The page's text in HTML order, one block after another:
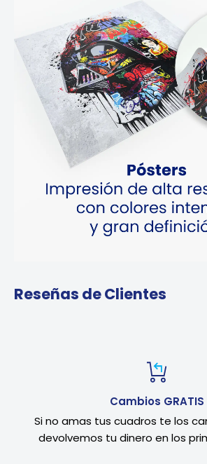
Reseñas de Clientes
Cambios GRATIS
Si no amas tus cuadros te los
devolvemos tu dinero en los